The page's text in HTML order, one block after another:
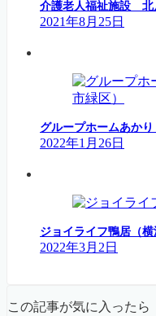
介護老人福祉施設 北
2021年8月25日
グループホームあかり
2022年1月26日
ジョイライフ鴨居（横
2022年3月2日
この記事が気に入ったら